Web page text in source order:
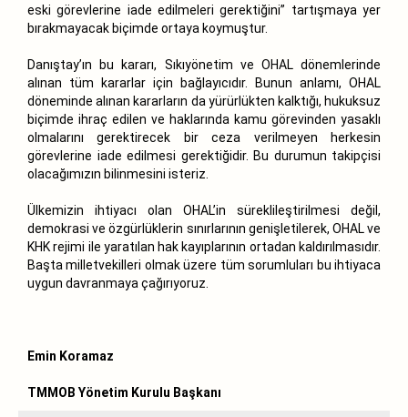
eski görevlerine iade edilmeleri gerektiğini” tartışmaya yer
bırakmayacak biçimde ortaya koymuştur.
Danıştay’ın bu kararı, Sıkıyönetim ve OHAL dönemlerinde
alınan tüm kararlar için bağlayıcıdır. Bunun anlamı, OHAL
döneminde alınan kararların da yürürlükten kalktığı, hukuksuz
biçimde ihraç edilen ve haklarında kamu görevinden yasaklı
olmalarını gerektirecek bir ceza verilmeyen herkesin
görevlerine iade edilmesi gerektiğidir. Bu durumun takipçisi
olacağımızın bilinmesini isteriz.
Ülkemizin ihtiyacı olan OHAL’in süreklileştirilmesi değil,
demokrasi ve özgürlüklerin sınırlarının genişletilerek, OHAL ve
KHK rejimi ile yaratılan hak kayıplarının ortadan kaldırılmasıdır.
Başta milletvekilleri olmak üzere tüm sorumluları bu ihtiyaca
uygun davranmaya çağırıyoruz.
Emin Koramaz
TMMOB Yönetim Kurulu Başkanı